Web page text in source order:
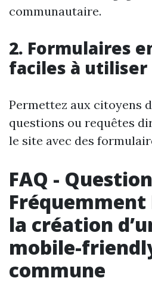
communautaire.
2. Formulaires
faciles à utiliser
Permettez aux citoyens
questions ou requêtes
le site avec des
FAQ -
Fréquemment
la création
mobile-
commune